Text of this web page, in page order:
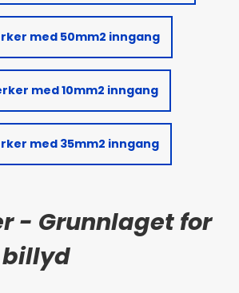
med 50mm2 inngang
med 10mm2 inngang
med 35mm2 inngang
- Grunnlaget for